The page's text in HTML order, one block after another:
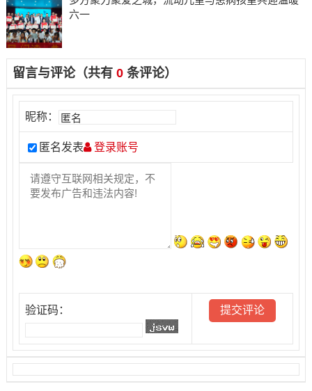
六一
留言与评论（共有 0条评论）
昵称：
匿名发表 登录账号
验证码：